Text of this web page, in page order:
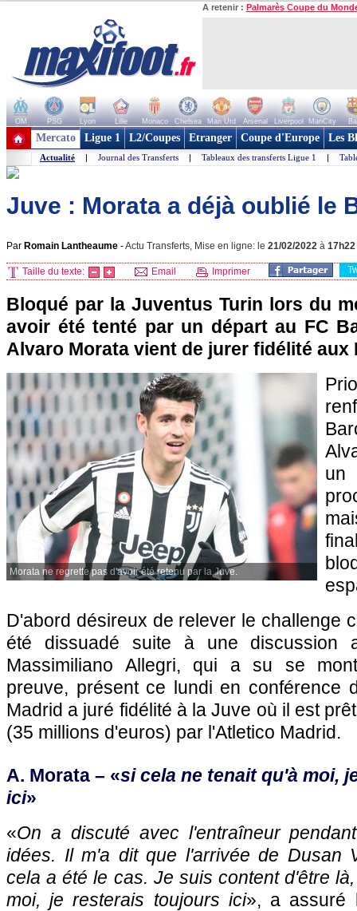
A retenir : Palmarès Coupe du
OM PSG Lyon Lille Monaco Chelsea Man Utd Arsenal Liverpool ManCity
+ de clubs
Mercato Ligue 1 L2/Coupes Etranger Coupe d'Europe Les
Actualité | Journal des Transferts | Tableaux des transferts Ligue 1 |
Juve : Morata a déjà oublié le
Par Romain Lantheaume -Actu Transferts, Mise en ligne: le 21/02/2022 à 17h22
Taille du texte: Email Imprimer
Bloqué par la Juventus Turin lors du
avoir été tenté par un départ au FC
Alvaro Morata vient de jurer fidélité aux
Morata ne regrette pas d'avoir été retenu par la Juve.
un
D'abord désireux de relever le challenge
été dissuadé suite à une discussion
Massimiliano Allegri, qui a su se
preuve, présent ce lundi en conférence
Madrid a juré fidélité à la Juve où il est
(35 millions d'euros) par l'Atletico Madrid.
A. Morata – «si cela ne tenait qu'à moi,
ici»
«On a discuté avec l'entraîneur
idées. Il m'a dit que l'arrivée de Dusan
cela a été le cas. Je suis content d'être
moi, je resterais toujours ici», a assuré